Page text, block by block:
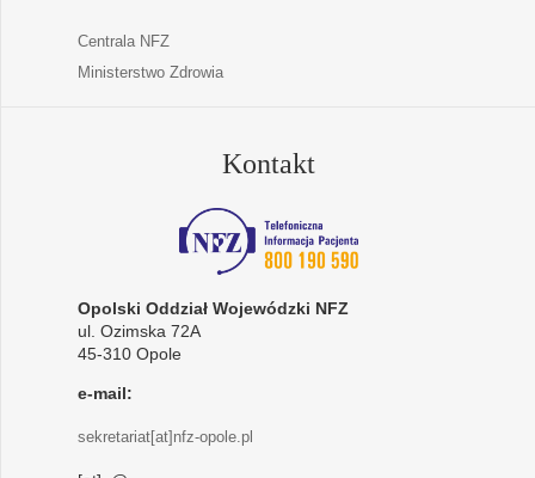
Centrala NFZ
Ministerstwo Zdrowia
Kontakt
Opolski Oddział Wojewódzki NFZ
ul. Ozimska 72A
45-310 Opole
e-mail:
sekretariat[at]nfz-opole.pl